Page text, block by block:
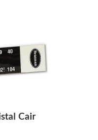
Cair